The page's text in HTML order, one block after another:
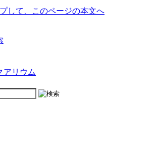
して、このページの本文へ
アリウム